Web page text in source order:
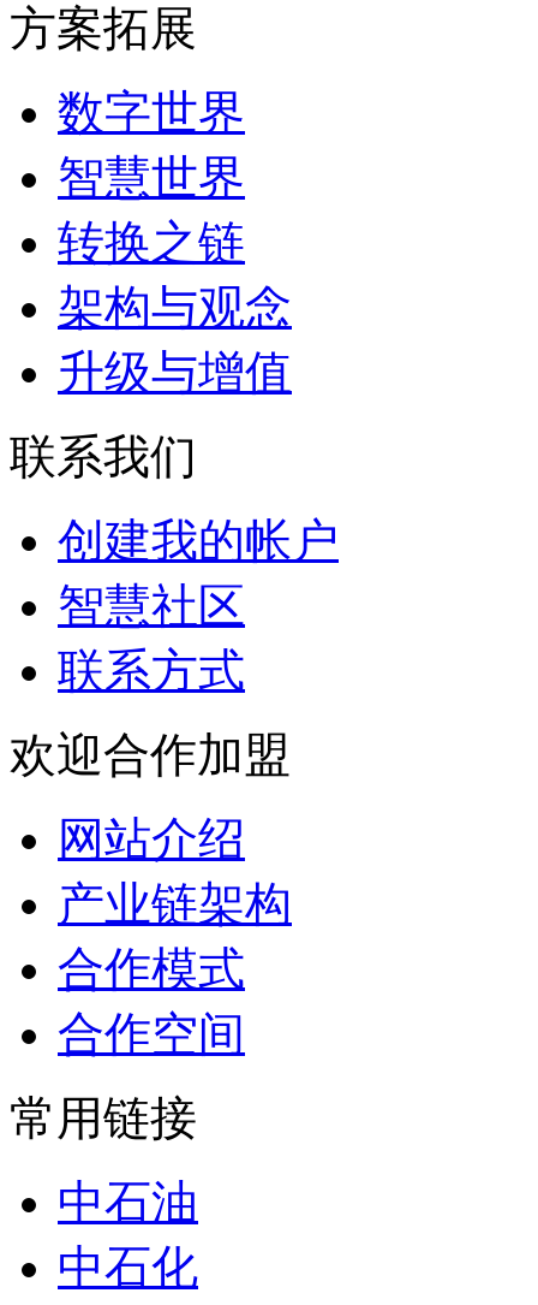
方案拓展
数字世界
智慧世界
转换之链
架构与观念
升级与增值
联系我们
创建我的帐户
智慧社区
联系方式
欢迎合作加盟
网站介绍
产业链架构
合作模式
合作空间
常用链接
中石油
中石化